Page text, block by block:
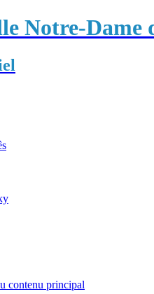
Notre-Dame
contenu principal